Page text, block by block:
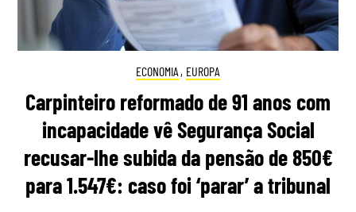
ECONOMIA , EUROPA
Carpinteiro reformado de 91 anos com
incapacidade vê Segurança Social
recusar-lhe subida da pensão de 850€
para 1.547€: caso foi ‘parar’ a tribunal